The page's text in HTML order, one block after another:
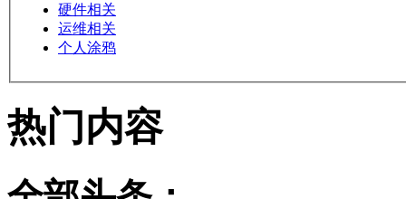
硬件相关
运维相关
个人涂鸦
热门内容